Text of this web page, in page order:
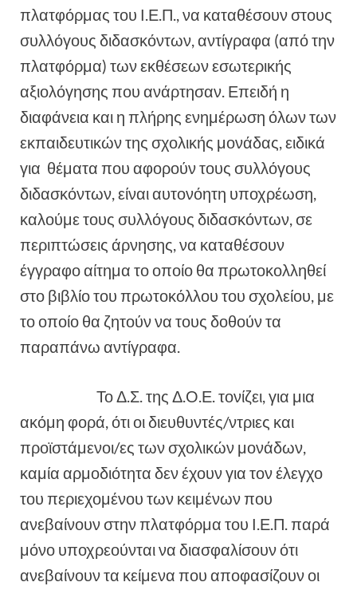
πλατφόρμας του Ι.Ε.Π., να καταθέσουν στους
συλλόγους διδασκόντων, αντίγραφα (από την
πλατφόρμα) των εκθέσεων εσωτερικής
αξιολόγησης που ανάρτησαν. Επειδή η
διαφάνεια και η πλήρης ενημέρωση όλων των
εκπαιδευτικών της σχολικής μονάδας, ειδικά
για θέματα που αφορούν τους συλλόγους
διδασκόντων, είναι αυτονόητη υποχρέωση,
καλούμε τους συλλόγους διδασκόντων, σε
περιπτώσεις άρνησης, να καταθέσουν
έγγραφο αίτημα το οποίο θα πρωτοκολληθεί
στο βιβλίο του πρωτοκόλλου του σχολείου, με
το οποίο θα ζητούν να τους δοθούν τα
παραπάνω αντίγραφα.
Το Δ.Σ. της Δ.Ο.Ε. τονίζει, για μια
ακόμη φορά, ότι οι διευθυντές/ντριες και
προϊστάμενοι/ες των σχολικών μονάδων,
καμία αρμοδιότητα δεν έχουν για τον έλεγχο
του περιεχομένου των κειμένων που
ανεβαίνουν στην πλατφόρμα του Ι.Ε.Π. παρά
μόνο υποχρεούνται να διασφαλίσουν ότι
ανεβαίνουν τα κείμενα που αποφασίζουν οι